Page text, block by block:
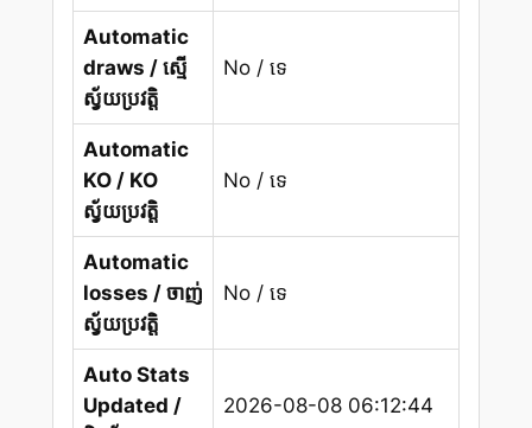
Automatic
draws / ស្មើ
ស្វ័យប្រវត្តិ
No / ទេ
Automatic
KO / KO
ស្វ័យប្រវត្តិ
No / ទេ
Automatic
losses / ចាញ់
ស្វ័យប្រវត្តិ
No / ទេ
Auto Stats
Updated /
2026-08-08 06:12:44